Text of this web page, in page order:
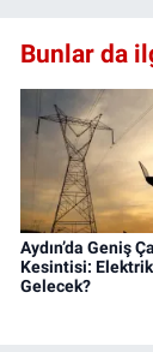
Bunlar da
Aydın’da Geniş
Kesintisi:
Gelecek?